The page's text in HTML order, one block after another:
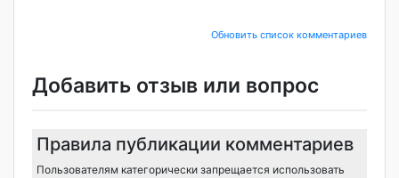
Обновить список комментариев
Добавить отзыв или вопрос
Правила публикации комментариев
Пользователям категорически запрещается использовать